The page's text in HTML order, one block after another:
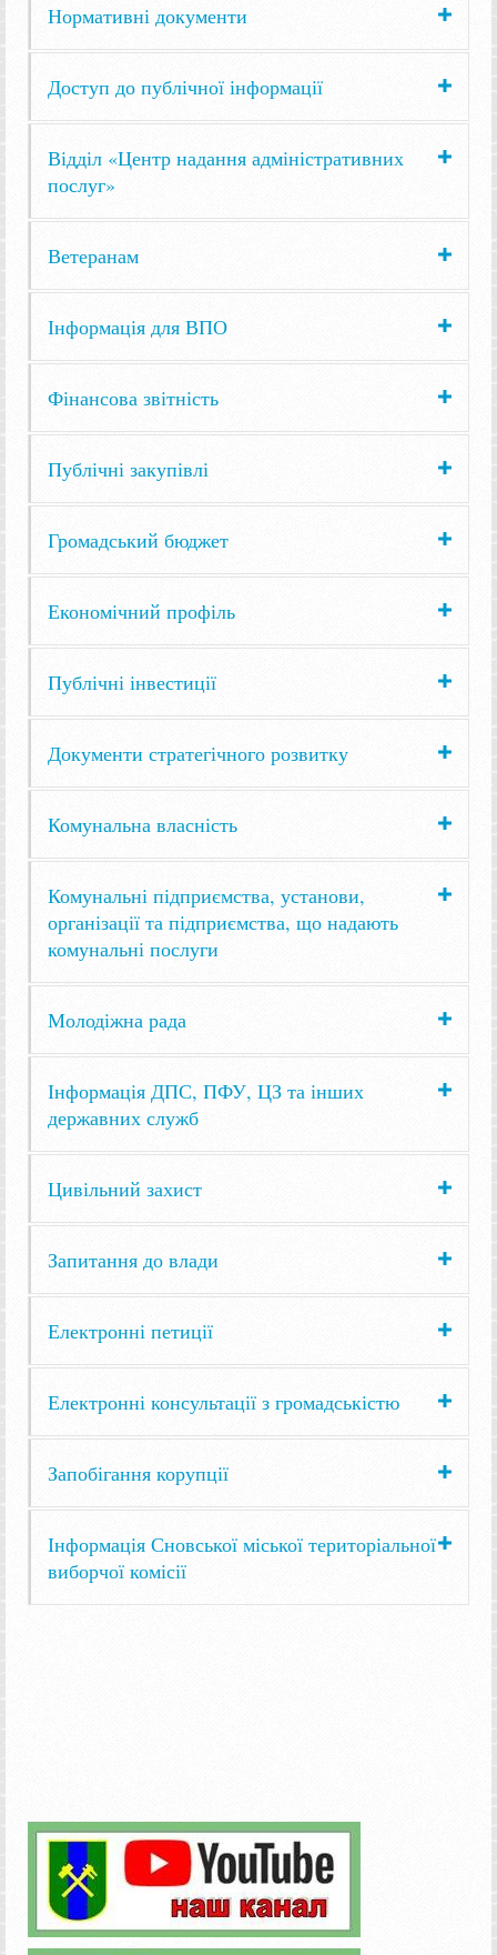
Нормативні документи
Доступ до публічної інформації
Відділ «Центр надання адміністративних
послуг»
Ветеранам
Інформація для ВПО
Фінансова звітність
Публічні закупівлі
Громадський бюджет
Економічний профіль
Публічні інвестиції
Документи стратегічного розвитку
Комунальна власність
Комунальні підприємства, установи,
організації та підприємства, що надають
комунальні послуги
Молодіжна рада
Інформація ДПС, ПФУ, ЦЗ та інших
державних служб
Цивільний захист
Запитання до влади
Електронні петиції
Електронні консультації з громадськістю
Запобігання корупції
Інформація Сновської міської територіальної
виборчої комісії